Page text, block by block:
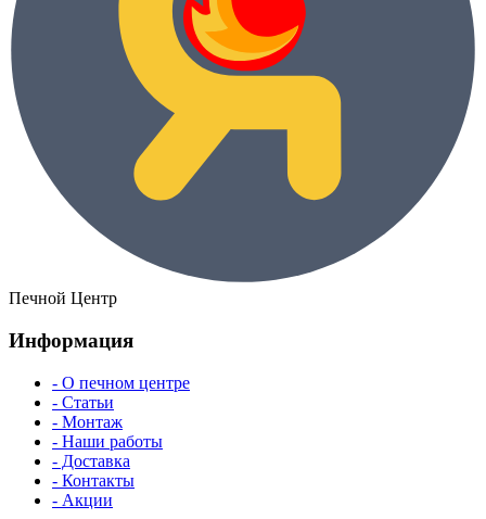
Печной Центр
Информация
- О печном центре
- Статьи
- Монтаж
- Наши работы
- Доставка
- Контакты
- Акции